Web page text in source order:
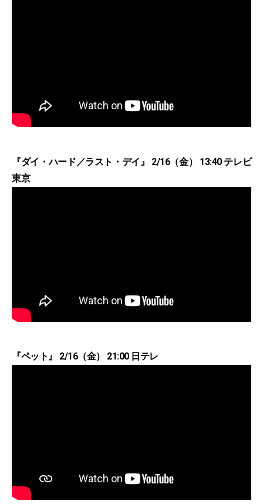
『ダイ・ハード／ラスト・デイ』 2/16（金） 13:40 テレビ
東京
『ペット』 2/16（金） 21:00 日テレ